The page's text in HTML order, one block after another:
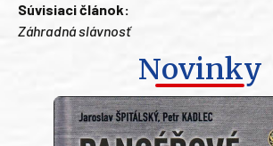
Súvisiaci článok:
Záhradná slávnosť
Novinky